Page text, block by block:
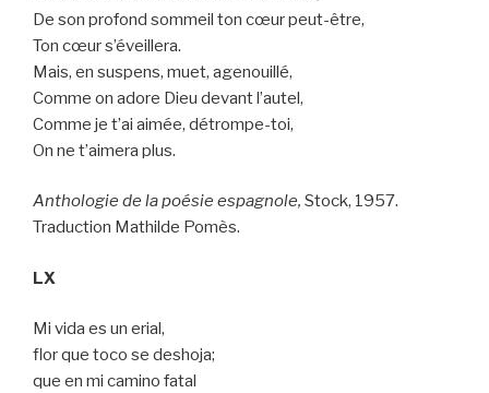
De son profond sommeil ton cœur peut-être,
Ton cœur s’éveillera.
Mais, en suspens, muet, agenouillé,
Comme on adore Dieu devant l’autel,
Comme je t’ai aimée, détrompe-toi,
On ne t’aimera plus.
Anthologie de la poésie espagnole, Stock, 1957.
Traduction Mathilde Pomès.
LX
Mi vida es un erial,
flor que toco se deshoja;
que en mi camino fatal